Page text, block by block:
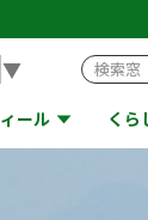
ール くら
▼